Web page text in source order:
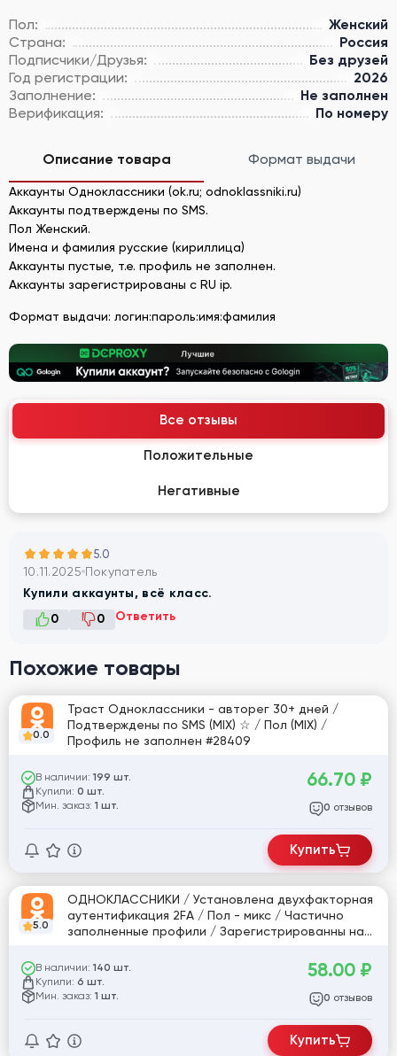
Пол:
Женский
Страна:
Россия
Подписчики/Друзья:
Без друзей
Год регистрации:
2026
Заполнение:
Не заполнен
Верификация:
По номеру
Описание товара Формат выдачи
Аккаунты Одноклассники (ok.ru; odnoklassniki.ru)
Аккаунты подтверждены по SMS.
Пол Женский.
Имена и фамилия русские (кириллица)
Аккаунты пустые, т.е. профиль не заполнен.
Аккаунты зарегистрированы с RU ip.
Формат выдачи: логин:пароль:имя:фамилия
Все отзывы
Положительные
Негативные
5.0
10.11.2025 Покупатель
Купили аккаунты, всё класс.
0
0 Ответить
Похожие товары
0.0
Траст Одноклассники - авторег 30+ дней /
Подтверждены по SMS (MIX) ☆ / Пол (MIX) /
Профиль не заполнен #28409
В наличии: 199 шт.
Купили: 0 шт.
Мин. заказ: 1 шт.
66.70 ₽
0 отзывов
Купить
5.0
ОДНОКЛАССНИКИ / Установлена двухфакторная
аутентификация 2FA / Пол - микс / Частично
заполненные профили / Зарегистрированны на
В наличии: 140 шт.
Купили: 6 шт.
Мин. заказ: 1 шт.
58.00 ₽
0 отзывов
Купить